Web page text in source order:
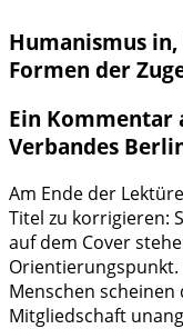
Humanismus
Formen der
Ein Kommentar
Verbandes
Am Ende der
Titel zu korrigieren:
auf dem Cover
Orientierungspunkt.
Menschen
Mitgliedschaft